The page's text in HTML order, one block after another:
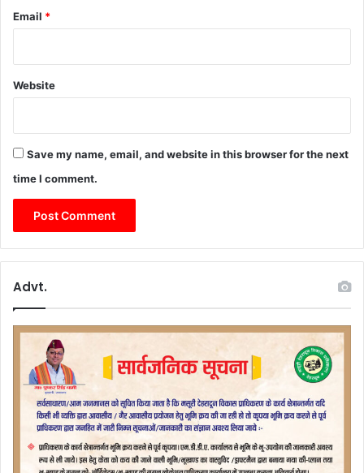
Email *
Website
Save my name, email, and website in this browser for the next
time I comment.
Advt.